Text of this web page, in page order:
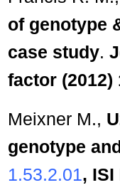
of genotype
case study.
factor (2012)
Meixner M.,
genotype
1.53.2.01, ISI